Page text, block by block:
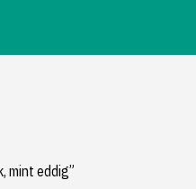
mint eddig”